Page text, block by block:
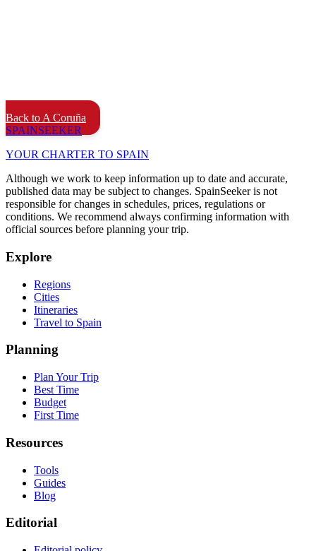
Back to A Coruña
SPAINSEEKER
YOUR CHARTER TO SPAIN
Although we work to keep information up to date and accurate,
published data may be subject to changes. SpainSeeker is not
responsible for changes in schedules, prices, regulations or
conditions. We recommend always confirming information with
official sources before planning your trip.
Explore
Regions
Cities
Itineraries
Travel to Spain
Planning
Plan Your Trip
Best Time
Budget
First Time
Resources
Tools
Guides
Blog
Editorial